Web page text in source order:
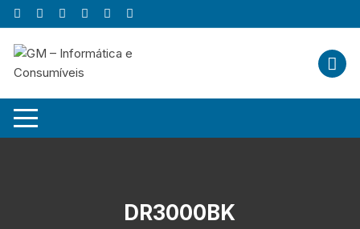
Skip
to
content
DR3000BK